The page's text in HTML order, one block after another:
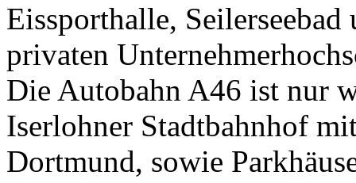
Eissporthalle,
privaten
Die Autobahn A46 ist nur
Iserlohner Stadtbahnhof
Dortmund, sowie